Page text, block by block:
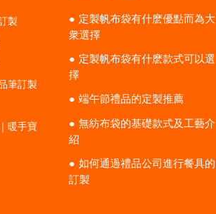
製
筆訂製
暖手寶
定製帆布袋有什麽優點而為大
衆選擇
定製帆布袋有什麽款式可以選
擇
端午節禮品的定製推薦
無紡布袋的基礎款式及工藝介
紹
如何通過禮品公司進行餐具的
訂製